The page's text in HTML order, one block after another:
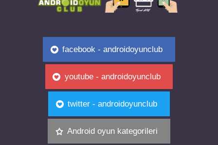
facebook - androidoyunclub
youtube - androidoyunclub
twitter - androidoyunclub
Android oyun kategorileri